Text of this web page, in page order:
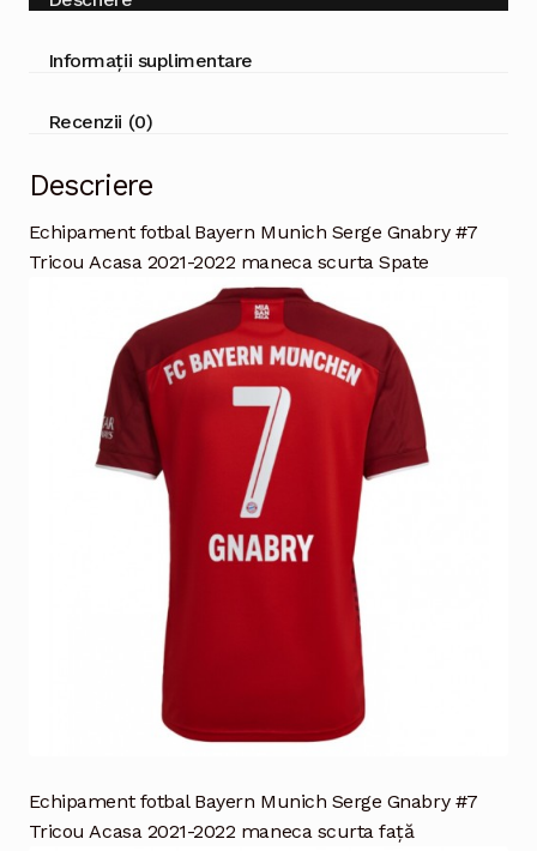
Informații suplimentare
Recenzii (0)
Descriere
Echipament fotbal Bayern Munich Serge Gnabry #7
Tricou Acasa 2021-2022 maneca scurta Spate
Echipament fotbal Bayern Munich Serge Gnabry #7
Tricou Acasa 2021-2022 maneca scurta față